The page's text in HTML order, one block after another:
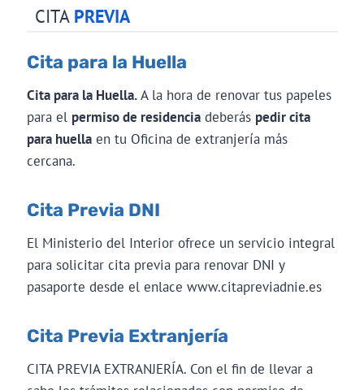
CITA PREVIA
Cita para la Huella
Cita para la Huella.A la hora de renovar tus papeles
para el permiso de residenciadeberás pedir cita
para huellaen tu Oficina de extranjería más
cercana.
Cita Previa DNI
El Ministerio del Interior ofrece un servicio integral
para solicitar cita previa para renovar DNI y
pasaporte desde el enlace www.citapreviadnie.es
Cita Previa Extranjería
CITA PREVIA EXTRANJERÍA. Con el fin de llevar a